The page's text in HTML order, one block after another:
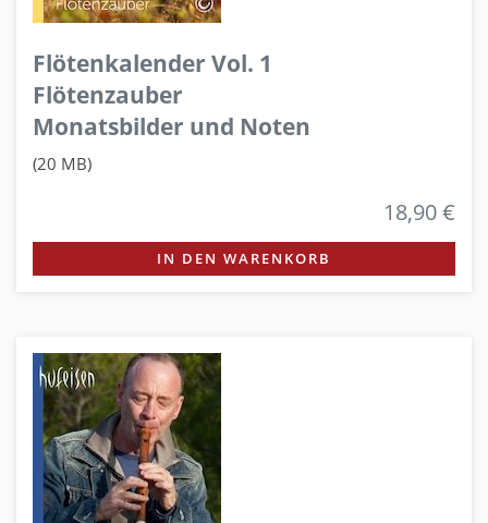
Flötenkalender Vol. 1
Flötenzauber
Monatsbilder und Noten
(20 MB)
18,90 €
IN DEN WARENKORB